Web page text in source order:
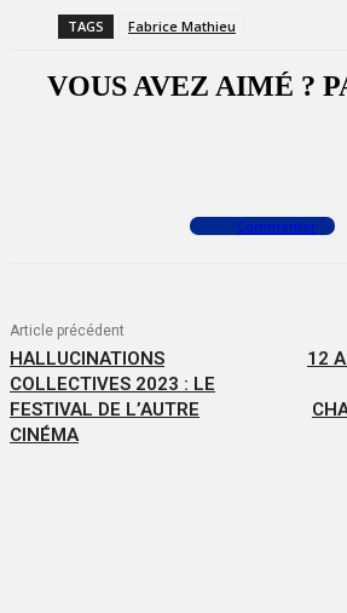
TAGS Fabrice Mathieu
VOUS AVEZ AIMÉ ?
Commenter
Article précédent
HALLUCINATIONS
COLLECTIVES 2023 : LE
FESTIVAL DE L’AUTRE
CINÉMA
12